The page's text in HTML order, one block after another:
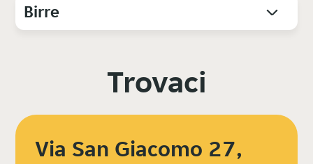
Birre
Trovaci
Via San Giacomo 27,